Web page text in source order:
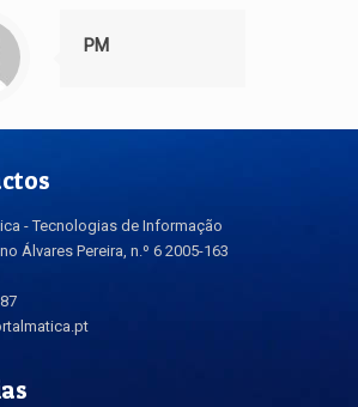
PM
- Tecnologias de Informação
Álvares Pereira, n.º 6 2005-163